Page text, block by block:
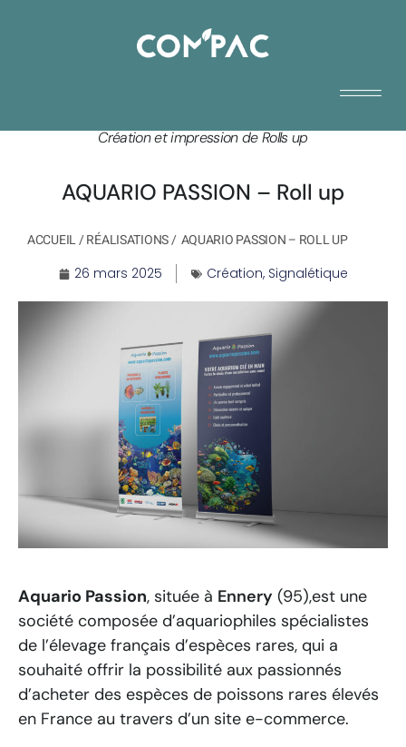
Création et impression de Rolls up
AQUARIO PASSION – Roll up
ACCUEIL/RÉALISATIONS/ AQUARIO PASSION – ROLL UP
26 mars 2025 Création, Signalétique
Aquario Passion, située à Ennery (95),est une
société composée d’aquariophiles spécialistes
de l’élevage français d’espèces rares, qui a
souhaité offrir la possibilité aux passionnés
d’acheter des espèces de poissons rares élevés
en France au travers d’un site e-commerce.